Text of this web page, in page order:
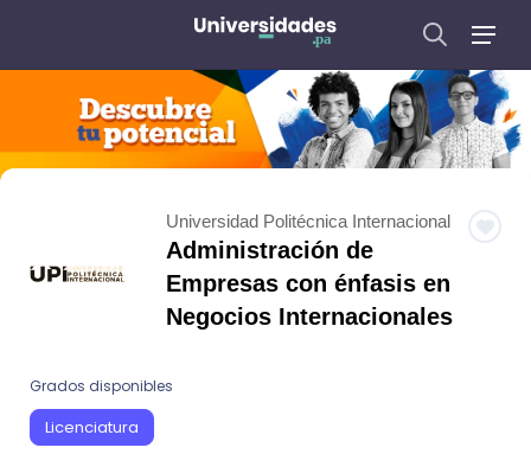
Universidad Politécnica Internacional
Administración de
Empresas con énfasis en
Negocios Internacionales
Grados disponibles
Licenciatura